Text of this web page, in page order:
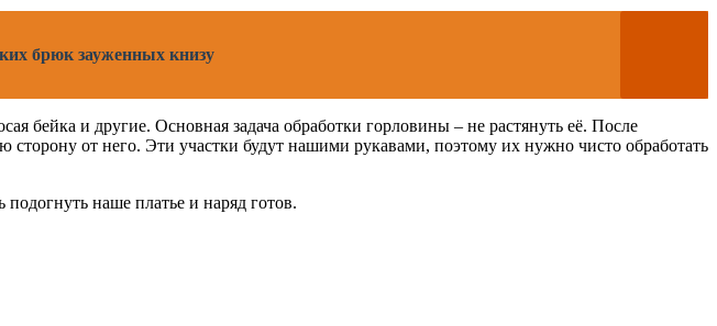
брюк зауженных книзу
бейка и другие. Основная задача обработки горловины – не растянуть её. После
от него. Эти участки будут нашими рукавами, поэтому их нужно чисто обработать
наше платье и наряд готов.